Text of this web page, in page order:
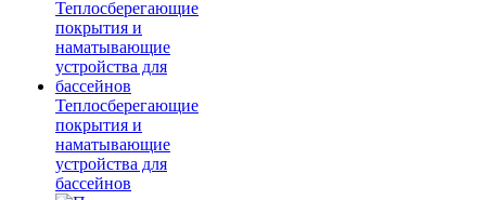
Теплосберегающие
покрытия и
наматывающие
устройства для
бассейнов